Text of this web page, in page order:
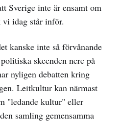
Sverige inte är ensamt om
vi idag står inför.
kanske inte så förvånande
skeenden nere på
nyligen debatten kring
Leitkultur kan närmast
"ledande kultur" eller
samling gemensamma